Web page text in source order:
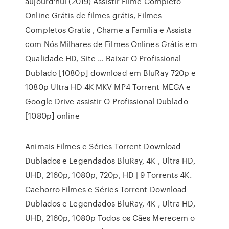
Online Grátis de filmes grátis, Filmes
Completos Gratis , Chame a Família e Assista
com Nós Milhares de Filmes Onlines Grátis em
Qualidade HD, Site … Baixar O Profissional
Dublado [1080p] download em BluRay 720p e
1080p Ultra HD 4K MKV MP4 Torrent MEGA e
Google Drive assistir O Profissional Dublado
[1080p] online
Animais Filmes e Séries Torrent Download
Dublados e Legendados BluRay, 4K , Ultra HD,
UHD, 2160p, 1080p, 720p, HD | 9 Torrents 4K.
Cachorro Filmes e Séries Torrent Download
Dublados e Legendados BluRay, 4K , Ultra HD,
UHD, 2160p, 1080p Todos os Cães Merecem o